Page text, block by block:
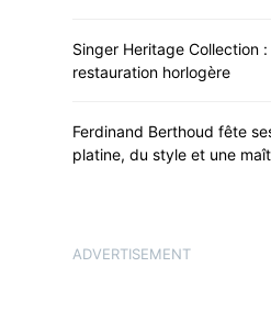
Singer Heritage Collection :
restauration horlogère
Ferdinand Berthoud fête
platine, du style et une
ADVERTISEMENT